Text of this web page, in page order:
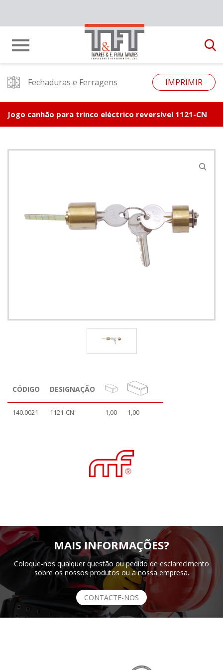
Fechaduras e Ferragens IMPRIMIR
Jogo canhão para trinco eléctrico reversível 1121-CN
CÓDIGO DESIGNAÇÃO
140.0021 1121-CN 1,00 1,00
MAIS INFORMAÇÕES?
Coloque-nos qualquer questão ou pedido de esclarecimento
sobre os nossos produtos ou a nossa empresa.
CONTACTE-NOS